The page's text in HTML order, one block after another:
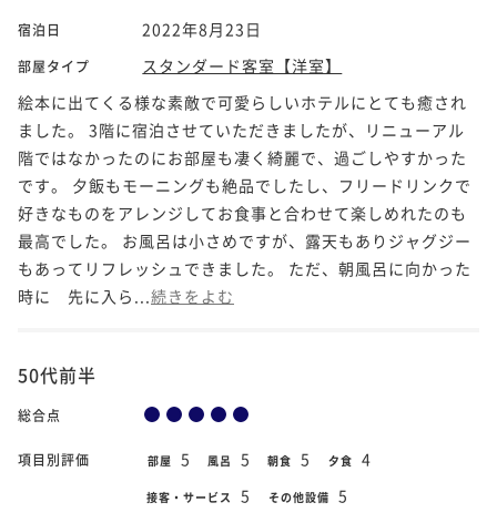
宿泊日 2022年8月23日
部屋タイプ
スタンダード客室【洋室】
絵本に出てくる様な素敵で可愛らしいホテルにとても癒され
ました。 3階に宿泊させていただきましたが、リニューアル
階ではなかったのにお部屋も凄く綺麗で、過ごしやすかった
です。 夕飯もモーニングも絶品でしたし、フリードリンクで
好きなものをアレンジしてお食事と合わせて楽しめれたのも
最高でした。 お風呂は小さめですが、露天もありジャグジー
もあってリフレッシュできました。 ただ、朝風呂に向かった
時に 先に入ら... 続きをよむ
50代前半
総合点
項目別評価 部屋 5 風呂 5 朝食 5 夕食 4
接客・サービス 5 その他設備 5